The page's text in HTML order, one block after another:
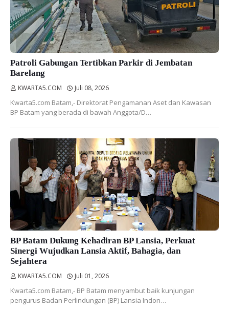
Patroli Gabungan Tertibkan Parkir di Jembatan
Barelang
KWARTA5.COM Juli 08, 2026
Kwarta5.com Batam,- Direktorat Pengamanan Aset dan Kawasan
BP Batam yang berada di bawah Anggota/D…
BP Batam Dukung Kehadiran BP Lansia, Perkuat
Sinergi Wujudkan Lansia Aktif, Bahagia, dan
Sejahtera
KWARTA5.COM Juli 01, 2026
Kwarta5.com Batam,- BP Batam menyambut baik kunjungan
pengurus Badan Perlindungan (BP) Lansia Indon…